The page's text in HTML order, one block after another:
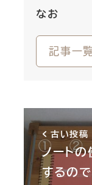
なお
記事一
古い投稿
ノート
するの